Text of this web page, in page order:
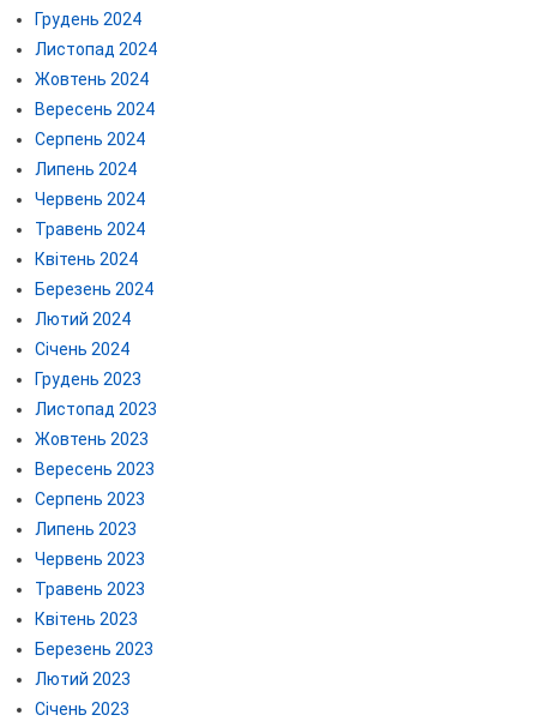
Грудень 2024
Листопад 2024
Жовтень 2024
Вересень 2024
Серпень 2024
Липень 2024
Червень 2024
Травень 2024
Квітень 2024
Березень 2024
Лютий 2024
Січень 2024
Грудень 2023
Листопад 2023
Жовтень 2023
Вересень 2023
Серпень 2023
Липень 2023
Червень 2023
Травень 2023
Квітень 2023
Березень 2023
Лютий 2023
Січень 2023